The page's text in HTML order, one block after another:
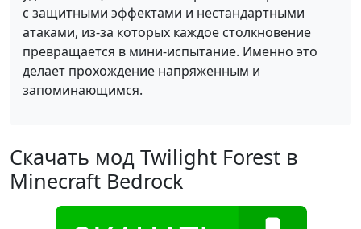
с защитными эффектами и нестандартными
атаками, из-за которых каждое столкновение
превращается в мини-испытание. Именно это
делает прохождение напряженным и
запоминающимся.
Скачать мод Twilight Forest в
Minecraft Bedrock